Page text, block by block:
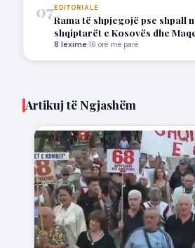
07EDITORIALE
Rama të shpjegojë pse shpall
shqiptarët e Kosovës dhe
8 lexime·16 orë më parë
Artikuj të Ngjashëm